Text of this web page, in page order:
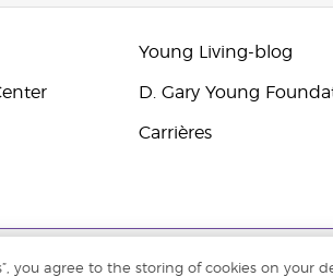
Young Living-blog
D. Gary Young
Carrières
you agree to the storing of cookies on your